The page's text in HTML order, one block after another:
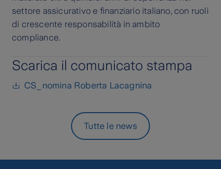
settore assicurativo e finanziario italiano, con ruoli
di crescente responsabilità in ambito
compliance.
Scarica il comunicato stampa
CS_nomina Roberta Lacagnina
Tutte le news